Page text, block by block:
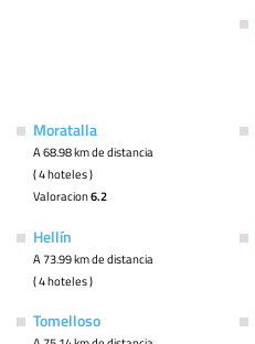
Moratalla
A 68.98 km de distancia
( 4 hoteles )
Valoracion6.2
Hellín
A 73.99 km de distancia
( 4 hoteles )
Tomelloso